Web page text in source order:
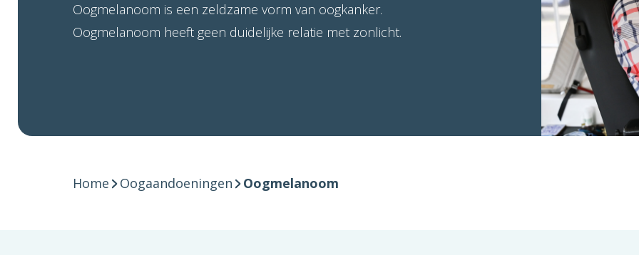
Oogmelanoom is een zeldzame vorm van oogkanker.
Oogmelanoom heeft geen duidelijke relatie met zonlicht.
Home Oogaandoeningen Oogmelanoom